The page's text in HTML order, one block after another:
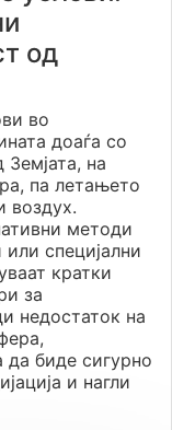
од
во
доаѓа со
на
па летањето
воздух.
методи
специјални
кратки
за
недостаток на
да биде сигурно
и нагли